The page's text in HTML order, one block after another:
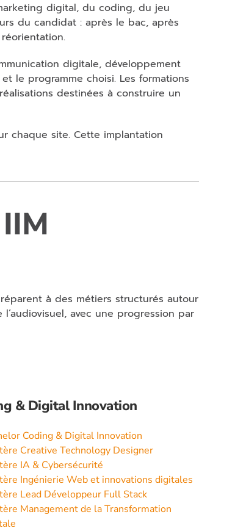
digital, du coding, du jeu
du candidat : après le bac, après
digitale, développement
le programme choisi. Les formations
destinées à construire un
chaque site. Cette implantation
à des métiers structurés autour
avec une progression par
& Digital Innovation
Coding & Digital Innovation
Creative Technology Designer
IA & Cybersécurité
Ingénierie Web et innovations digitales
Lead Développeur Full Stack
Management de la Transformation